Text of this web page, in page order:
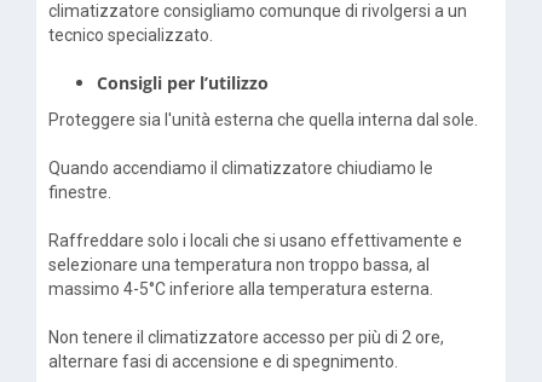
climatizzatore consigliamo comunque di rivolgersi a un
tecnico specializzato.
Consigli per l’utilizzo
Proteggere sia l'unità esterna che quella interna dal sole.
Quando accendiamo il climatizzatore chiudiamo le
finestre.
Raffreddare solo i locali che si usano effettivamente e
selezionare una temperatura non troppo bassa, al
massimo 4-5°C inferiore alla temperatura esterna.
Non tenere il climatizzatore accesso per più di 2 ore,
alternare fasi di accensione e di spegnimento.